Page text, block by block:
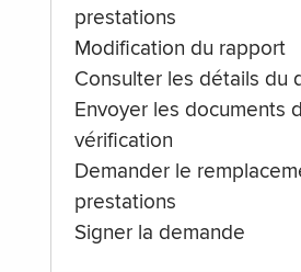
prestations
Modification du rapport
Consulter les détails du
Envoyer les documents
vérification
Demander le
prestations
Signer la demande